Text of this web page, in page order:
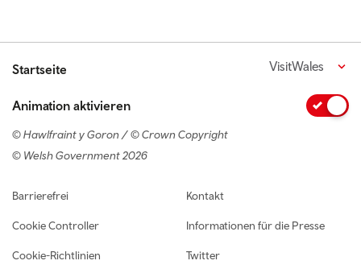
Startseite VisitWales
Animation aktivieren
© Hawlfraint y Goron / © Crown Copyright
© Welsh Government 2026
Footer navigation
Barrierefrei
Cookie Controller
Cookie-Richtlinien
Kontakt
Informationen für die Presse
Twitter